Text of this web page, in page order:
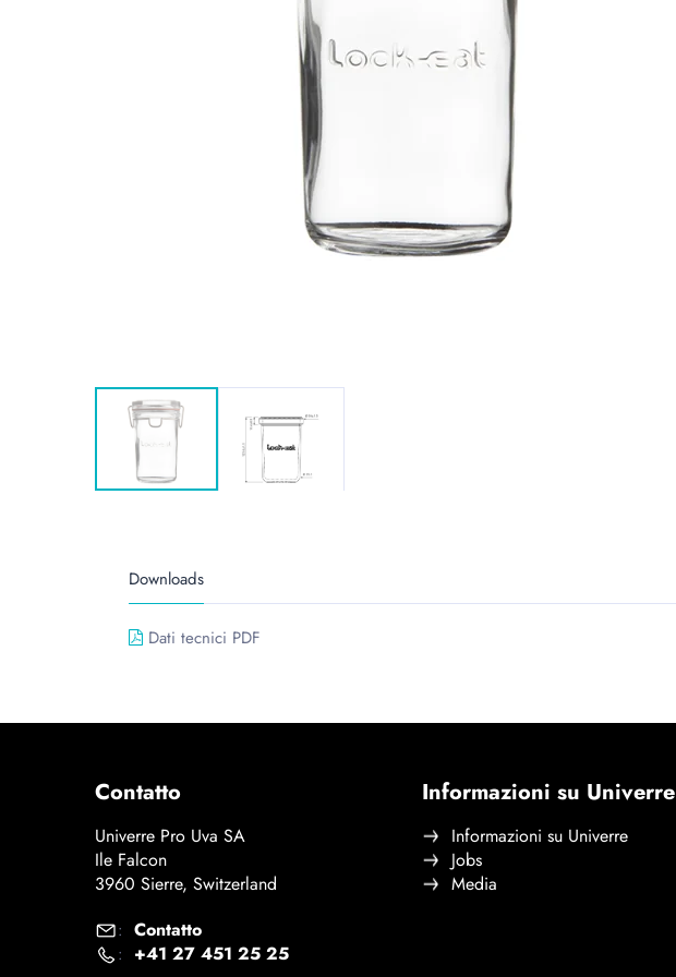
Downloads
Dati tecnici PDF
Contatto
Univerre Pro Uva SA
Ile Falcon
3960 Sierre, Switzerland
: Contatto
: +41 27 451 25 25
Informazioni su Univerre
Informazioni su Univerre
Jobs
Media